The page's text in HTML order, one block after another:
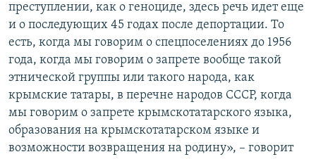
преступлении, как о геноциде, здесь речь идет еще
и о последующих 45 годах после депортации. То
есть, когда мы говорим о спецпоселениях до 1956
года, когда мы говорим о запрете вообще такой
этнической группы или такого народа, как
крымские татары, в перечне народов СССР, когда
мы говорим о запрете крымскотатарского языка,
образования на крымскотатарском языке и
возможности возвращения на родину», – говорит